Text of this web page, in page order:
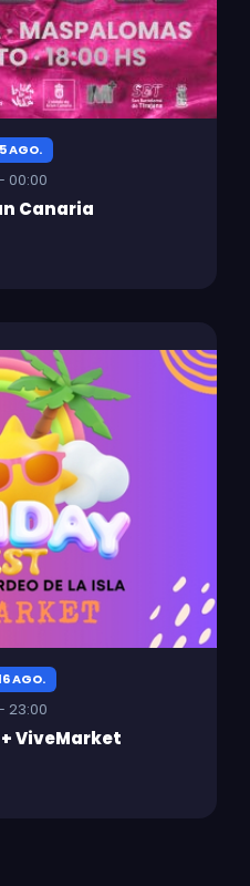
AGO.
00:00
Canaria
AGO.
23:00
ViveMarket